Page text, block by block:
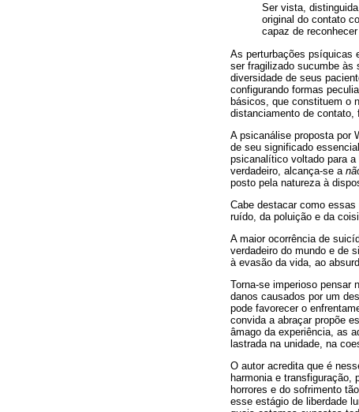
Ser vista,
original do contato
capaz de
As perturbações psíquicas
ser fragilizado sucumbe às
diversidade de seus
configurando formas
básicos, que constituem o
distanciamento de contato,
A psicanálise proposta por
de seu significado
psicanalítico voltado para
verdadeiro, alcança-se a
posto pela natureza à
Cabe destacar como
ruído, da poluição e da
A maior ocorrência de
verdadeiro do mundo e de
à evasão da vida, ao
Torna-se imperioso pensar
danos causados por um
pode favorecer o
convida a abraçar propõe
âmago da experiência, as
lastrada na unidade, na
O autor acredita que é
harmonia e transfiguração,
horrores e do sofrimento
esse estágio de liberdade